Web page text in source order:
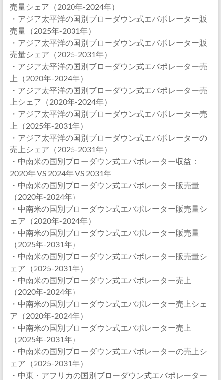
売量シェア（2020年-2024年）
・アジア太平洋の国別ブローダウン式エバポレーター販
売量（2025年-2031年）
・アジア太平洋の国別ブローダウン式エバポレーター販
売量シェア（2025-2031年）
・アジア太平洋の国別ブローダウン式エバポレーター売
上（2020年-2024年）
・アジア太平洋の国別ブローダウン式エバポレーター売
上シェア（2020年-2024年）
・アジア太平洋の国別ブローダウン式エバポレーター売
上（2025年-2031年）
・アジア太平洋の国別ブローダウン式エバポレーターの
売上シェア（2025-2031年）
・中南米の国別ブローダウン式エバポレーター収益：
2020年 VS 2024年 VS 2031年
・中南米の国別ブローダウン式エバポレーター販売量
（2020年-2024年）
・中南米の国別ブローダウン式エバポレーター販売量シ
ェア（2020年-2024年）
・中南米の国別ブローダウン式エバポレーター販売量
（2025年-2031年）
・中南米の国別ブローダウン式エバポレーター販売量シ
ェア（2025-2031年）
・中南米の国別ブローダウン式エバポレーター売上
（2020年-2024年）
・中南米の国別ブローダウン式エバポレーター売上シェ
ア（2020年-2024年）
・中南米の国別ブローダウン式エバポレーター売上
（2025年-2031年）
・中南米の国別ブローダウン式エバポレーターの売上シ
ェア（2025-2031年）
・中東・アフリカの国別ブローダウン式エバポレーター